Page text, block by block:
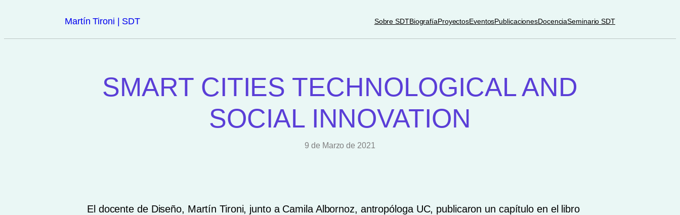
Martín Tironi | SDT Sobre SDTBiografíaProyectosEventosPublicacionesDocenciaSeminario SDT
SMART CITIES TECHNOLOGICAL AND
SOCIAL INNOVATION
9 de Marzo de 2021
El docente de Diseño, Martín Tironi, junto a Camila Albornoz, antropóloga UC, publicaron un capítulo en el libro